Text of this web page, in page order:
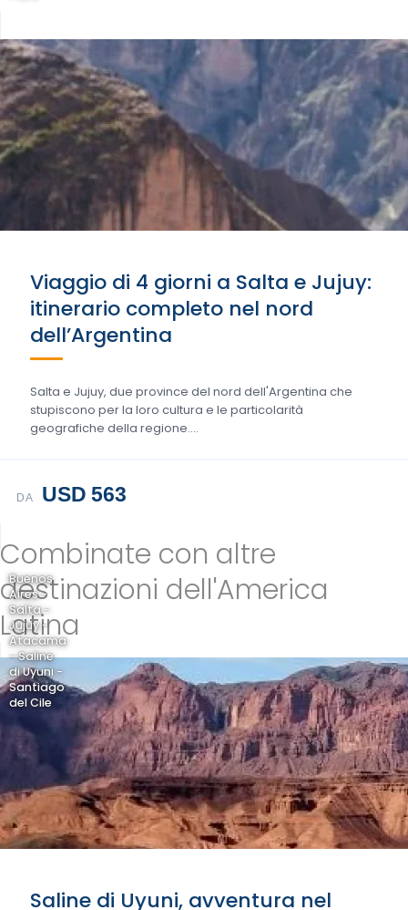
Viaggio di 4 giorni a Salta e Jujuy:
itinerario completo nel nord
dell’Argentina
Salta e Jujuy, due province del nord dell'Argentina che
stupiscono per la loro cultura e le particolarità
geografiche della regione....
DA USD 563
Combinate con altre
destinazioni dell'America
Latina
Buenos
Aires -
Salta -
Jujuy -
Atacama
- Saline
di Uyuni -
Santiago
del Cile
Saline di Uyuni, avventura nel